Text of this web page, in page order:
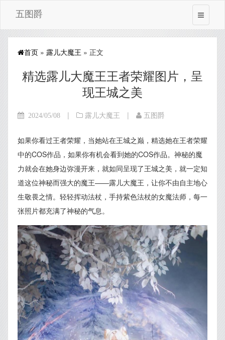
五图爵
首页 » 露儿大魔王 » 正文
精选露儿大魔王王者荣耀图片，呈
现王城之美
2024/05/08 | 露儿大魔王 | 五图爵
如果你看过王者荣耀，当她站在王城之巅，精选她在王者荣耀
中的COS作品，如果你有机会看到她的COS作品。神秘的魔
力就会在她身边弥漫开来，就如同呈现了王城之美，就一定知
道这位神秘而强大的魔王——露儿大魔王，让你不由自主地心
生敬畏之情。轻轻挥动法杖，手持紫色法杖的女魔法师，每一
张照片都充满了神秘的气息。